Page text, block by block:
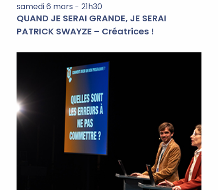
samedi 6 mars - 21h30
QUAND JE SERAI GRANDE, JE SERAI
PATRICK SWAYZE – Créatrices !